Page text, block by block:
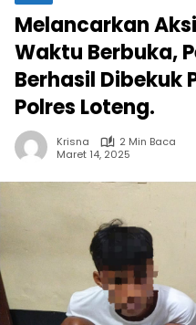
Melancarkan
Waktu Berbuka,
Berhasil Dibekuk
Polres Loteng.
Krisna
2 Min Baca
Maret 14, 2025